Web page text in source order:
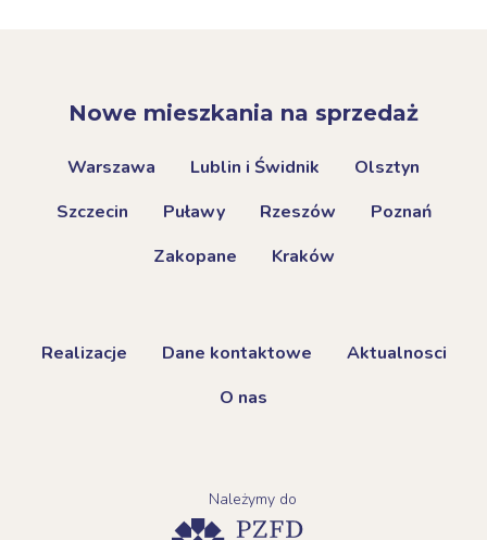
Nowe mieszkania na sprzedaż
Warszawa Lublin i Świdnik
Olsztyn
Szczecin
Puławy Rzeszów
Poznań
Zakopane
Kraków
Realizacje Dane kontaktowe
Aktualnosci
O nas
Należymy do